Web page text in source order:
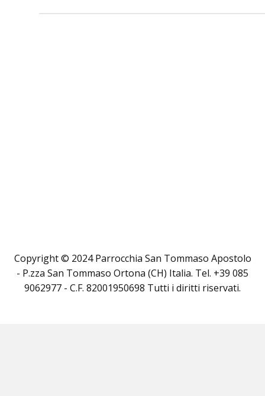
Copyright © 2024 Parrocchia San Tommaso Apostolo
- P.zza San Tommaso Ortona (CH) Italia. Tel. +39 085
9062977 - C.F. 82001950698 Tutti i diritti riservati.